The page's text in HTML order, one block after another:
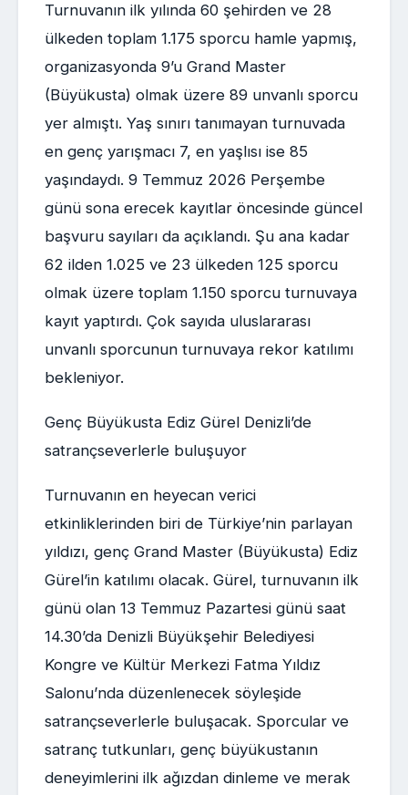
Turnuvanın ilk yılında 60 şehirden ve 28
ülkeden toplam 1.175 sporcu hamle yapmış,
organizasyonda 9’u Grand Master
(Büyükusta) olmak üzere 89 unvanlı sporcu
yer almıştı. Yaş sınırı tanımayan turnuvada
en genç yarışmacı 7, en yaşlısı ise 85
yaşındaydı. 9 Temmuz 2026 Perşembe
günü sona erecek kayıtlar öncesinde güncel
başvuru sayıları da açıklandı. Şu ana kadar
62 ilden 1.025 ve 23 ülkeden 125 sporcu
olmak üzere toplam 1.150 sporcu turnuvaya
kayıt yaptırdı. Çok sayıda uluslararası
unvanlı sporcunun turnuvaya rekor katılımı
bekleniyor.
Genç Büyükusta Ediz Gürel Denizli’de
satrançseverlerle buluşuyor
Turnuvanın en heyecan verici
etkinliklerinden biri de Türkiye’nin parlayan
yıldızı, genç Grand Master (Büyükusta) Ediz
Gürel’in katılımı olacak. Gürel, turnuvanın ilk
günü olan 13 Temmuz Pazartesi günü saat
14.30’da Denizli Büyükşehir Belediyesi
Kongre ve Kültür Merkezi Fatma Yıldız
Salonu’nda düzenlenecek söyleşide
satrançseverlerle buluşacak. Sporcular ve
satranç tutkunları, genç büyükustanın
deneyimlerini ilk ağızdan dinleme ve merak